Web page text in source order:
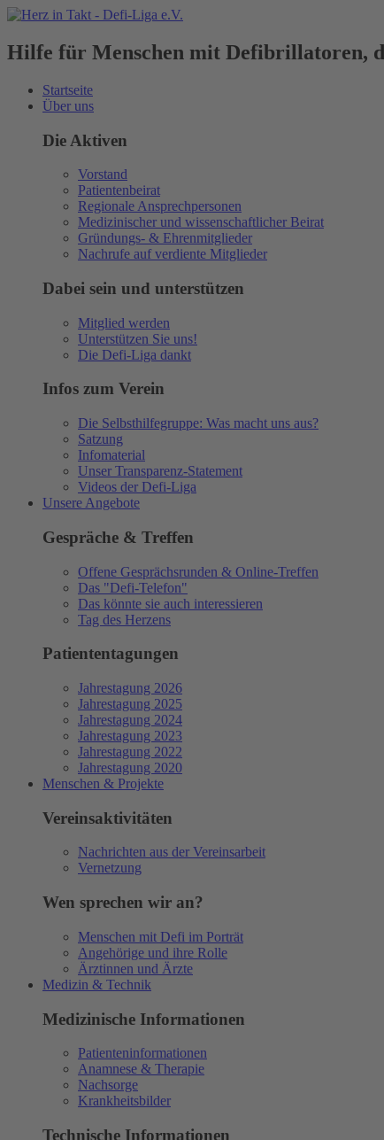
Hilfe für Menschen mit Defibrillatoren,
Startseite
Über uns
Die Aktiven
Vorstand
Patientenbeirat
Regionale Ansprechpersonen
Medizinischer und wissenschaftlicher Beirat
Gründungs- & Ehrenmitglieder
Nachrufe auf verdiente Mitglieder
Dabei sein und unterstützen
Mitglied werden
Unterstützen Sie uns!
Die Defi-Liga dankt
Infos zum Verein
Die Selbsthilfegruppe: Was macht uns aus?
Satzung
Infomaterial
Unser Transparenz-Statement
Videos der Defi-Liga
Unsere Angebote
Gespräche & Treffen
Offene Gesprächsrunden & Online-Treffen
Das "Defi-Telefon"
Das könnte sie auch interessieren
Tag des Herzens
Patiententagungen
Jahrestagung 2026
Jahrestagung 2025
Jahrestagung 2024
Jahrestagung 2023
Jahrestagung 2022
Jahrestagung 2020
Menschen & Projekte
Vereinsaktivitäten
Nachrichten aus der Vereinsarbeit
Vernetzung
Wen sprechen wir an?
Menschen mit Defi im Porträt
Angehörige und ihre Rolle
Ärztinnen und Ärzte
Medizin & Technik
Medizinische Informationen
Patienteninformationen
Anamnese & Therapie
Nachsorge
Krankheitsbilder
Technische Informationen